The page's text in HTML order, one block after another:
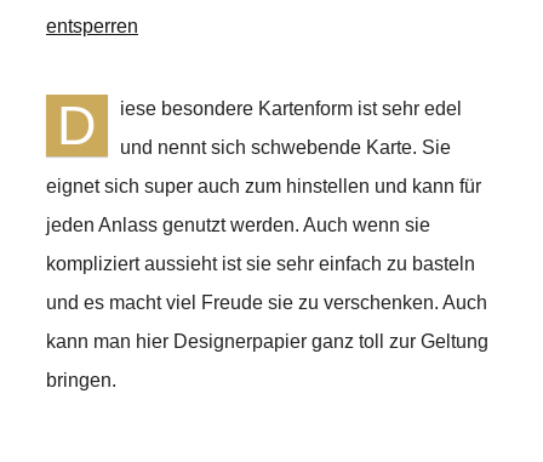
entsperren
D
iese besondere Kartenform ist sehr edel
und nennt sich schwebende Karte. Sie
eignet sich super auch zum hinstellen und kann für
jeden Anlass genutzt werden. Auch wenn sie
kompliziert aussieht ist sie sehr einfach zu basteln
und es macht viel Freude sie zu verschenken. Auch
kann man hier Designerpapier ganz toll zur Geltung
bringen.